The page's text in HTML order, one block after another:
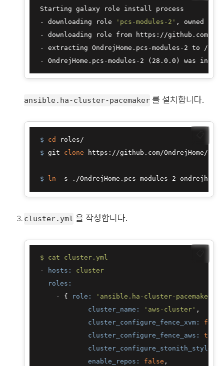
Starting galaxy role install process
- downloading role
'pcs-modules-2' , owned by
- downloading role from https://github.com/
- extracting OndrejHome.pcs-modules-2 to /
ansible.ha-cluster-pacemaker 를 설치합니다.
$ cd
roles/
$ git clone https://github.com/OndrejHome/
$ ln -s ./OndrejHome.pcs-modules-2
cluster.yml 을 작성합니다.
$ cat
cluster.yml
-
hosts:
cluster
roles:
-
{ role: 'ansible.ha-cluster-pacemaker'
cluster_name:
'aws-cluster' ,
cluster_configure_fence_xvm:
false
cluster_configure_fence_aws:
true
cluster_configure_stonith_style:
enable_repos:
false ,